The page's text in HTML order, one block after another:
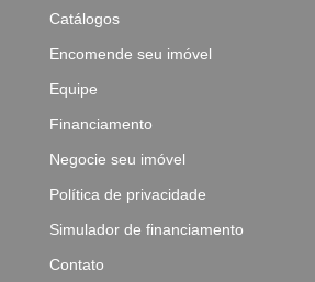
Catálogos
Encomende seu imóvel
Equipe
Financiamento
Negocie seu imóvel
Política de privacidade
Simulador de financiamento
Contato